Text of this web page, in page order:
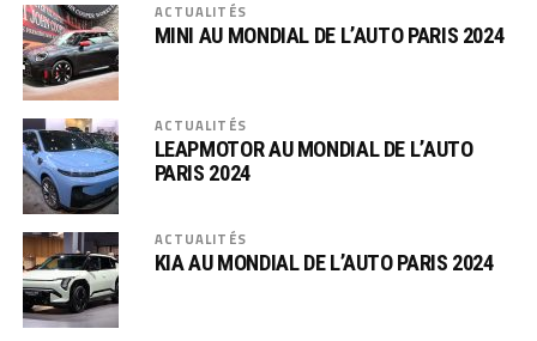
ACTUALITÉS
MINI AU MONDIAL DE L’AUTO PARIS 2024
ACTUALITÉS
LEAPMOTOR AU MONDIAL DE L’AUTO
PARIS 2024
ACTUALITÉS
KIA AU MONDIAL DE L’AUTO PARIS 2024